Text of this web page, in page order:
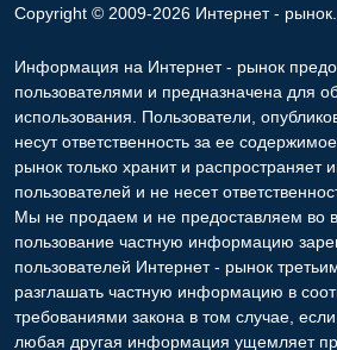
Copyright © 2009-2026 Интернет -
Информация на Интернет - рынок
пользователями и предназначена для
использования. Пользователи,
несут ответственность за ее
рынок только хранит и
пользователей и не несет
Мы не продаем и не предоставляем во
пользование частную информацию
пользователей Интернет - рынок
разглашать частную информацию в
требованиями закона в том случае,
любая другая информация ущемляет